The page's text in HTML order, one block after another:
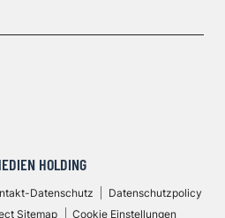
HOLDING
Datenschutz
Datenschutzpolicy
Sitemap
Cookie Einstellungen